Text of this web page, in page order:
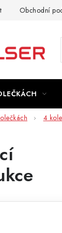
Obchodní
4